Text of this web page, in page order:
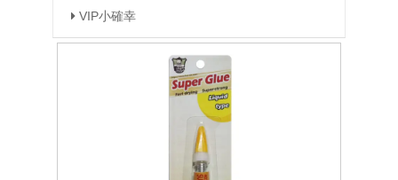
VIP小確幸